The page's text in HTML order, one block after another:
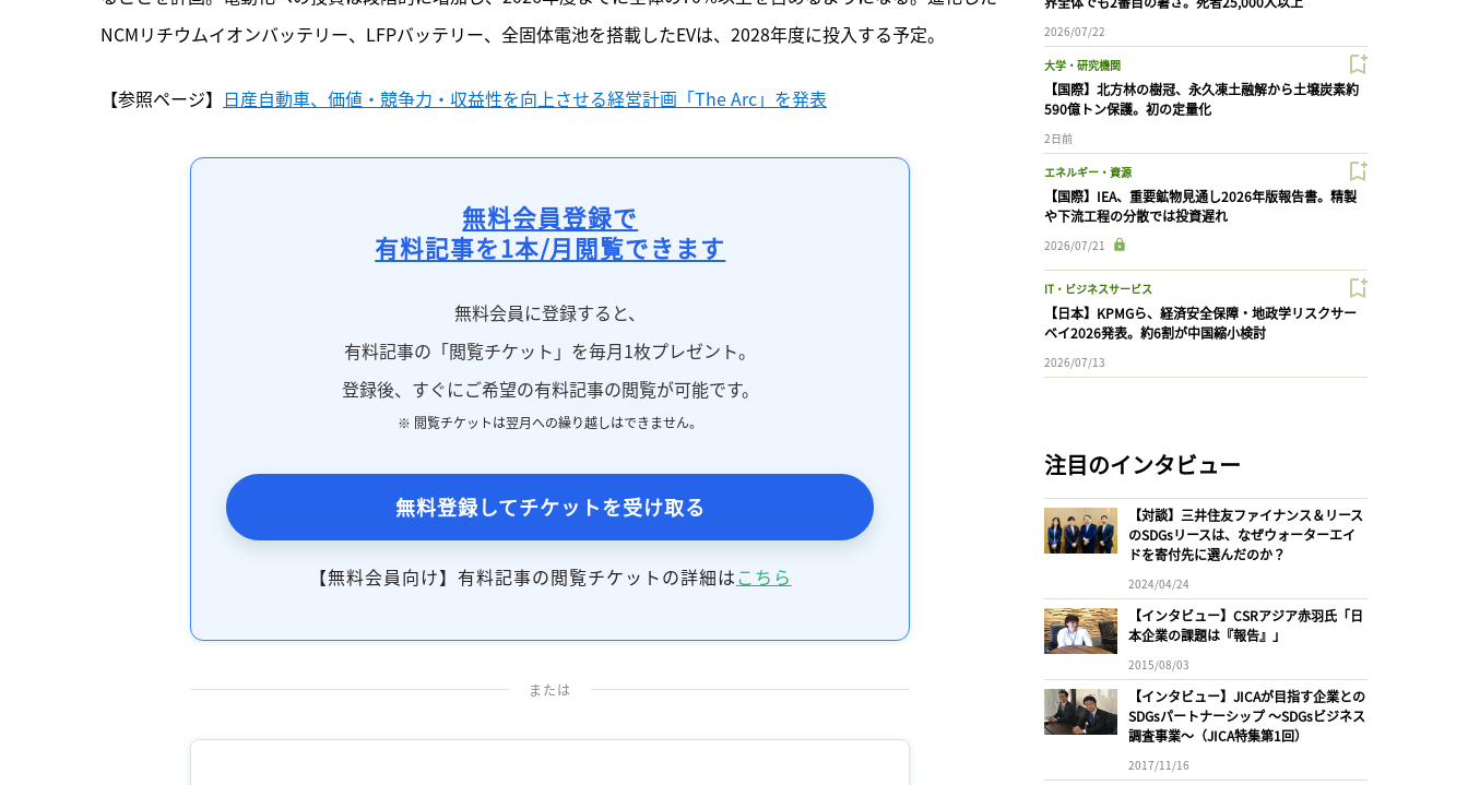
NCMリチウムイオンバッテリー、LFPバッテリー、全固体電池を搭載したEVは、2028年度に投入する予定。
【参照ページ】 日産自動車、価値・競争力・収益性を向上させる経営計画「The Arc」を発表
無料会員登録で
有料記事を1本/月閲覧できます
無料会員に登録すると、
有料記事の「閲覧チケット」を毎月1枚プレゼント。
登録後、すぐにご希望の有料記事の閲覧が可能です。
※ 閲覧チケットは翌月への繰り越しはできません。
無料登録してチケットを受け取る
【無料会員向け】有料記事の閲覧チケットの詳細はこちら
または
2026/07/22
大学・研究機関
【国際】北方林の樹冠、永久凍土融解から土壌炭素約
590億トン保護。初の定量化
2日前
エネルギー・資源
【国際】IEA、重要鉱物見通し2026年版報告書。精製
や下流工程の分散では投資遅れ
2026/07/21
IT・ビジネスサービス
【日本】KPMGら、経済安全保障・地政学リスクサー
ベイ2026発表。約6割が中国縮小検討
2026/07/13
注目のインタビュー
【対談】三井住友ファイナンス＆リース
のSDGsリースは、なぜウォーターエイ
ドを寄付先に選んだのか？
2024/04/24
【インタビュー】CSRアジア赤羽氏「日
本企業の課題は『報告』」
2015/08/03
【インタビュー】JICAが目指す企業との
SDGsパートナーシップ 〜SDGsビジネス
調査事業〜（JICA特集第1回）
2017/11/16
記事をお気に入りに保存するには
ログイン 会員登録